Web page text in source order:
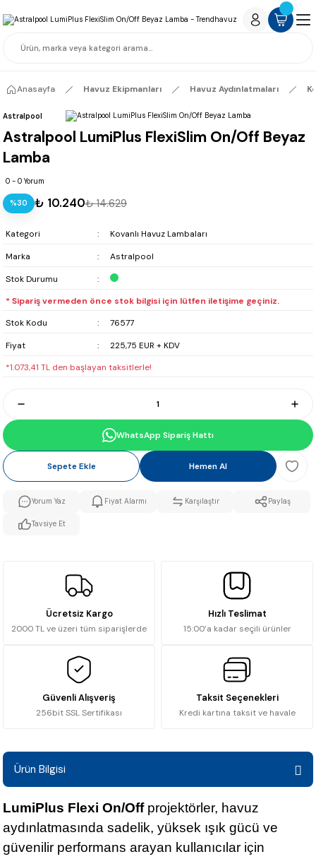
Anasayfa Havuz Ekipmanları Havuz Aydınlatmaları
Astralpool
Astralpool LumiPlus FlexiSlim On/Off Beyaz
Lamba
0 - 0 Yorum
%30 ₺ 10.240₺ 14.629
Kategori
Kovanlı Havuz Lambaları
Marka
Astralpool
Stok Durumu
* Sipariş vermeden önce stok bilgisi için lütfen iletişime geçiniz.
Stok Kodu
76577
Fiyat
225,75 EUR + KDV
*1.073,41 TL den başlayan taksitlerle!
WhatsApp Sipariş Hattı
Sepete Ekle Hemen Al
Yorum Yaz Fiyat Alarmı Karşılaştır Paylaş
Tavsiye Et
Ücretsiz Kargo
2000 TL ve üzeri tüm siparişlerde
Hızlı Teslimat
15:00’a kadar seçili ürünler
Güvenli Alışveriş
256bit SSL Sertifikası
Taksit Seçenekleri
Kredi kartına taksit ve havale
Ürün Bilgisi
LumiPlus Flexi On/Offprojektörler, havuz
aydınlatmasında sadelik, yüksek ışık gücü ve
güvenilir performans arayan kullanıcılar için